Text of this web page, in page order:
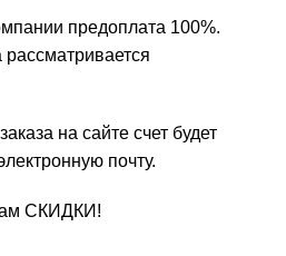
предоплата 100%.
на сайте счет будет
почту.
СКИДКИ!